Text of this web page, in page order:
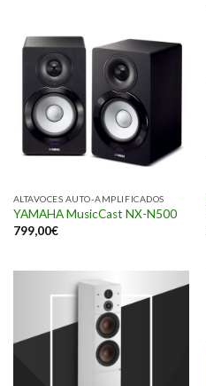
ALTAVOCES AUTO-AMPLIFICADOS
YAMAHA MusicCast NX-N500
799,00€